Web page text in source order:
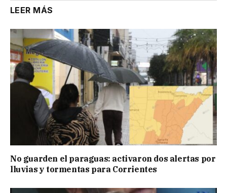
LEER MÁS
No guarden el paraguas: activaron dos alertas por
lluvias y tormentas para Corrientes